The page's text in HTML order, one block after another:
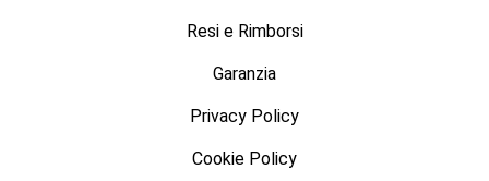
Resi e Rimborsi
Garanzia
Privacy Policy
Cookie Policy